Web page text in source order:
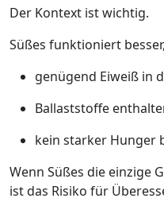
Der Kontext ist wichtig.
Süßes funktioniert
genügend Eiweiß in
Ballaststoffe
kein starker Hunger
Wenn Süßes die einzige
ist das Risiko für